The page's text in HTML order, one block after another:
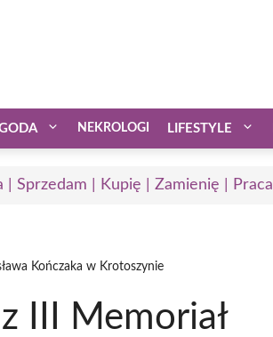
NEKROLOGI LIFESTYLE
| Sprzedam | Kupię | Zamienię | Praca
Kończaka w Krotoszynie
III Memoriał